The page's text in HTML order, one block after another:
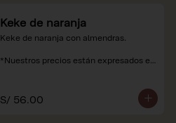
Keke de naranja
Keke de naranja con almendras.
*Nuestros precios están expresados en
S/ 56.00